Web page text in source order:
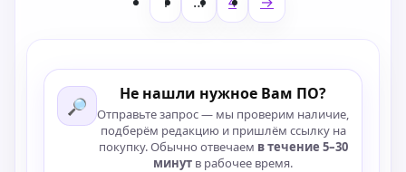
🔎
Не нашли нужное Вам ПО?
Отправьте запрос — мы проверим наличие,
подберём редакцию и пришлём ссылку на
покупку. Обычно отвечаем в течение 5–30
минут в рабочее время.